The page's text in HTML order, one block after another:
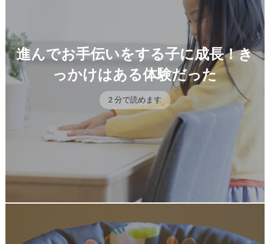
進んでお手伝いをする子に成長！き
っかけはある体験だった
2 分で読めます